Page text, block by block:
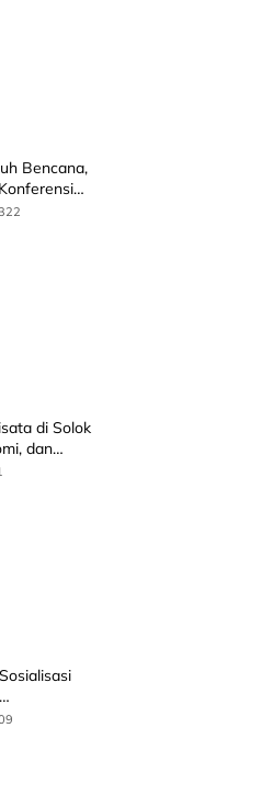
Bencana,
di Solok
dan
Satuan